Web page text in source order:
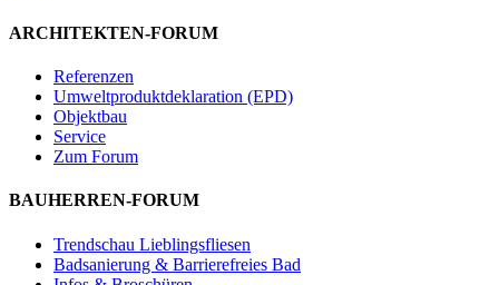
ARCHITEKTEN-FORUM
Referenzen
Umweltproduktdeklaration (EPD)
Objektbau
Service
Zum Forum
BAUHERREN-FORUM
Trendschau Lieblingsfliesen
Badsanierung & Barrierefreies Bad